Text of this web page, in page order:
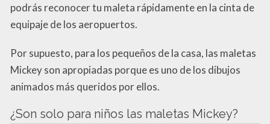
podrás reconocer tu maleta rápidamente en la cinta de
equipaje de los aeropuertos.
Por supuesto, para los pequeños de la casa, las maletas
Mickey son apropiadas porque es uno de los dibujos
animados más queridos por ellos.
¿Son solo para niños las maletas Mickey?